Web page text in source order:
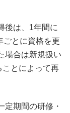
後は、1年間に
ごとに資格を更
場合は新規扱い
ことによって再
定期間の研修・